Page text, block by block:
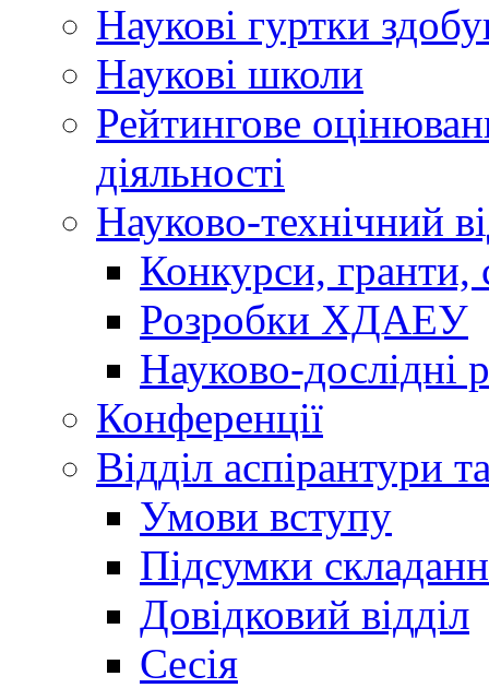
Наукові гуртки
Наукові школи
Рейтингове
діяльності
Науково-технічний
Конкурси, гранти,
Розробки ХДАЕУ
Науково-дослідні
Конференції
Відділ аспірантури
Умови вступу
Підсумки
Довідковий відділ
Сесія